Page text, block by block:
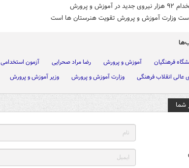
جدید در آموزش و پرورش
وزارت آموزش و پرورش تقویت هنرستان ها است
فرهنگیان آموزش و پرورش رضا مراد صحرایی
آزمون استخدامی
عالی انقلاب فرهنگی
وزارت آموزش و پرورش وزیر آموزش و پرورش
شما